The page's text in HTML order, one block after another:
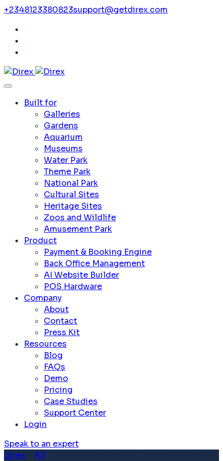
+2348123380823support@getdirex.com
Built for
Galleries
Gardens
Aquarium
Museums
Water Park
Theme Park
National Park
Cultural Sites
Heritage Sites
Zoos and Wildlife
Amusement Park
Product
Payment & Booking Engine
Back Office Management
AI Website Builder
POS Hardware
Company
About
Contact
Press Kit
Resources
Blog
FAQs
Demo
Pricing
Case Studies
Support Center
Login
Speak to an expert
Direx
All